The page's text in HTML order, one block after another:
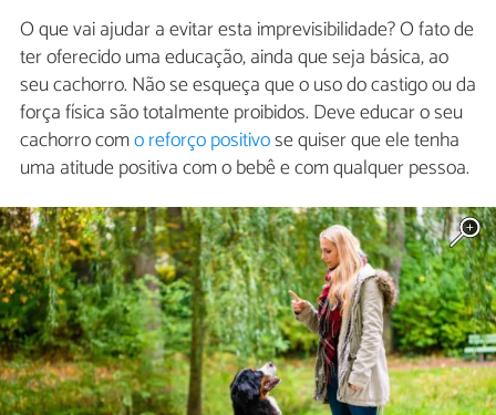
O que vai ajudar a evitar esta imprevisibilidade? O fato de
ter oferecido uma educação, ainda que seja básica, ao
seu cachorro. Não se esqueça que o uso do castigo ou da
força física são totalmente proibidos. Deve educar o seu
cachorro como reforço positivose quiser que ele tenha
uma atitude positiva com o bebê e com qualquer pessoa.